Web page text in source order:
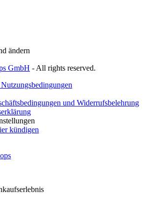
ändern
GmbH - All rights reserved.
und Widerrufsbelehrung
kündigen